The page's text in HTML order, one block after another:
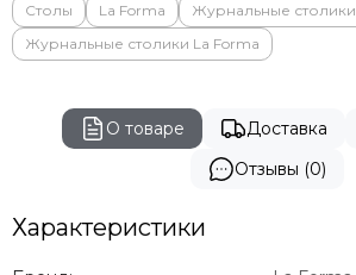
Столы La Forma
Журнальные столики
Журнальные столики La Forma
О товаре Доставка
Отзывы (0)
Характеристики